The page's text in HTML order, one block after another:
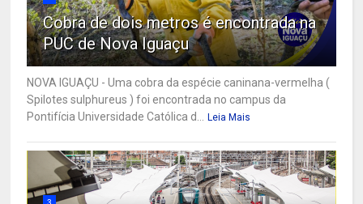
Cobra de dois metros é encontrada na
PUC de Nova Iguaçu
NOVA IGUAÇU - Uma cobra da espécie caninana-vermelha (
Spilotes sulphureus ) foi encontrada no campus da
Pontifícia Universidade Católica d...
Leia Mais